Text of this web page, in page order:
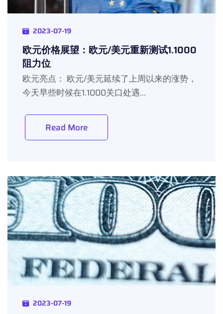
2023-07-19
欧元价格展望：欧元/美元重新测试1.1000
阻力位
欧元亮点： 欧元/美元延续了上周以来的涨势，
今天早些时候在1.1000关口处遇...
Read More
2023-07-19